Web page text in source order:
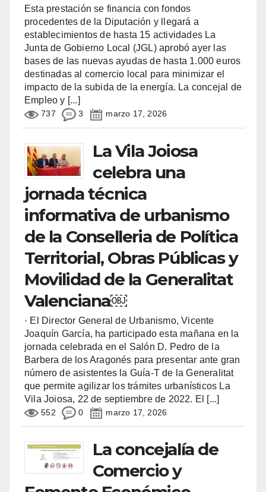
Esta prestación se financia con fondos
procedentes de la Diputación y llegará a
establecimientos de hasta 15 actividades La
Junta de Gobierno Local (JGL) aprobó ayer las
bases de las nuevas ayudas de hasta 1.000 euros
destinadas al comercio local para minimizar el
impacto de la subida de la energía. La concejal de
Empleo y [...]
737 3 marzo 17, 2026
La Vila Joiosa
celebra una
jornada técnica
informativa de urbanismo
de la Conselleria de Política
Territorial, Obras Públicas y
Movilidad de la Generalitat
Valenciana￼
· El Director General de Urbanismo, Vicente
Joaquín García, ha participado esta mañana en la
jornada celebrada en el Salón D. Pedro de la
Barbera de los Aragonés para presentar ante gran
número de asistentes la Guía-T de la Generalitat
que permite agilizar los trámites urbanísticos La
Vila Joiosa, 22 de septiembre de 2022. El [...]
552 0 marzo 17, 2026
La concejalía de
Comercio y